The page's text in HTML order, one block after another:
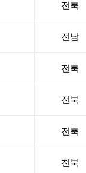
전북
전남
전북
전북
전북
전북